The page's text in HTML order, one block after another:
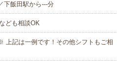
下飯田駅から---分
ども相談OK
上記は一例です！その他シフトもご相